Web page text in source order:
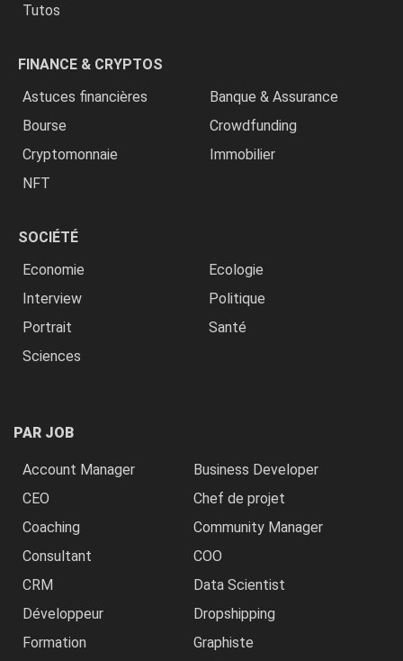
Tutos
FINANCE & CRYPTOS
Astuces financières
Banque & Assurance
Bourse
Crowdfunding
Cryptomonnaie
Immobilier
NFT
SOCIÉTÉ
Economie
Ecologie
Interview
Politique
Portrait
Santé
Sciences
PAR JOB
Account Manager
Business Developer
CEO
Chef de projet
Coaching
Community Manager
Consultant
COO
CRM
Data Scientist
Développeur
Dropshipping
Formation
Graphiste